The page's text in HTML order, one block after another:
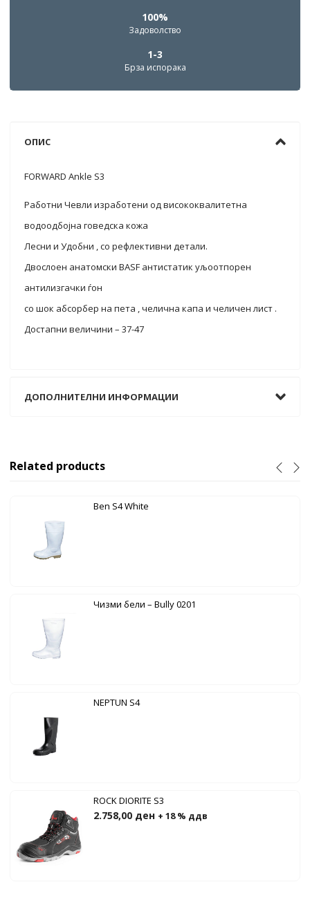
100%
Задоволство
1-3
Брза испорака
ОПИС
FORWARD Ankle S3
Работни Чевли изработени од висококвалитетна
водоодбојна говедска кожа
Лесни и Удобни , со рефлективни детали.
Двослоен анатомски BASF антистатик уљоотпорен
антилизгачки ѓон
со шок абсорбер на пета , челична капа и челичен лист .
Достапни величини – 37-47
ДОПОЛНИТЕЛНИ ИНФОРМАЦИИ
Related products
Ben S4 White
Чизми бели – Bully 0201
NEPTUN S4
ROCK DIORITE S3
2.758,00 ден + 18 % ддв